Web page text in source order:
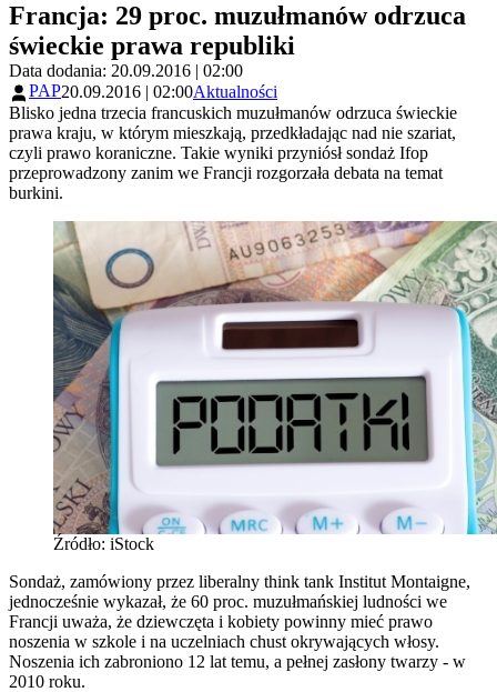
Francja: 29 proc. muzułmanów odrzuca
świeckie prawa republiki
Data dodania: 20.09.2016 | 02:00
PAP20.09.2016 | 02:00Aktualności
Blisko jedna trzecia francuskich muzułmanów odrzuca świeckie
prawa kraju, w którym mieszkają, przedkładając nad nie szariat,
czyli prawo koraniczne. Takie wyniki przyniósł sondaż Ifop
przeprowadzony zanim we Francji rozgorzała debata na temat
burkini.
Źródło: iStock
Sondaż, zamówiony przez liberalny think tank Institut Montaigne,
jednocześnie wykazał, że 60 proc. muzułmańskiej ludności we
Francji uważa, że dziewczęta i kobiety powinny mieć prawo
noszenia w szkole i na uczelniach chust okrywających włosy.
Noszenia ich zabroniono 12 lat temu, a pełnej zasłony twarzy - w
2010 roku.